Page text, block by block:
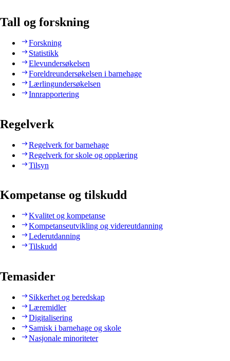
Tall og forskning
Forskning
Statistikk
Elevundersøkelsen
Foreldreundersøkelsen i barnehage
Lærlingundersøkelsen
Innrapportering
Regelverk
Regelverk for barnehage
Regelverk for skole og opplæring
Tilsyn
Kompetanse og tilskudd
Kvalitet og kompetanse
Kompetanseutvikling og videreutdanning
Lederutdanning
Tilskudd
Temasider
Sikkerhet og beredskap
Læremidler
Digitalisering
Samisk i barnehage og skole
Nasjonale minoriteter